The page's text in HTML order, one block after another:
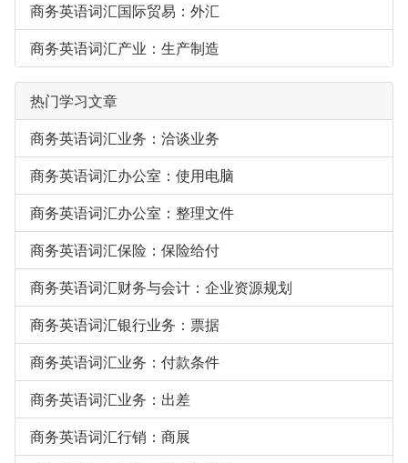
商务英语词汇国际贸易：外汇
商务英语词汇产业：生产制造
热门学习文章
商务英语词汇业务：洽谈业务
商务英语词汇办公室：使用电脑
商务英语词汇办公室：整理文件
商务英语词汇保险：保险给付
商务英语词汇财务与会计：企业资源规划
商务英语词汇银行业务：票据
商务英语词汇业务：付款条件
商务英语词汇业务：出差
商务英语词汇行销：商展